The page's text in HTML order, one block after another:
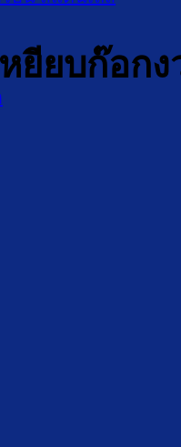
ยียบก๊อก